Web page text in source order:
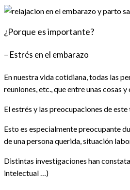
¿Porque es importante?
– Estrés en el embarazo
En nuestra vida cotidiana, todas las
reuniones, etc., que entre unas cosas
El estrés y las preocupaciones de
Esto es especialmente preocupante
de una persona querida, situación
Distintas investigaciones han
intelectual …)